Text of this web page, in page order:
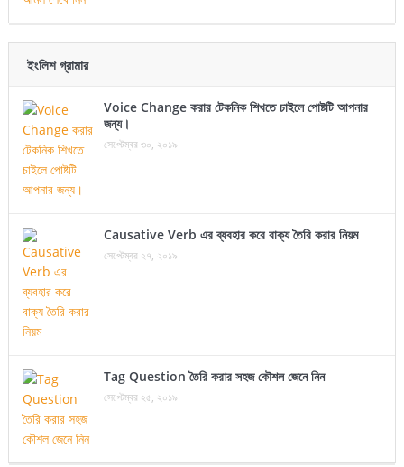
ইংলিশ গ্রামার
Voice Change করার টেকনিক শিখতে চাইলে পোষ্টটি আপনার
জন্য।
সেপ্টেম্বর ৩০, ২০১৯
Causative Verb এর ব্যবহার করে বাক্য তৈরি করার নিয়ম
সেপ্টেম্বর ২৭, ২০১৯
Tag Question তৈরি করার সহজ কৌশল জেনে নিন
সেপ্টেম্বর ২৫, ২০১৯